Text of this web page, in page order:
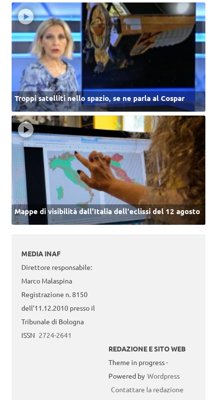
Troppi satelliti nello spazio, se ne parla al Cospar
Mappe di visibilità dall’Italia dell'eclissi del 12 agosto
MEDIA INAF
Direttore responsabile:
Marco Malaspina
Registrazione n. 8150
dell’11.12.2010 presso il
Tribunale di Bologna
ISSN 2724-2641
REDAZIONE E SITO WEB
Theme in progress -
Powered by Wordpress
Contattare la redazione